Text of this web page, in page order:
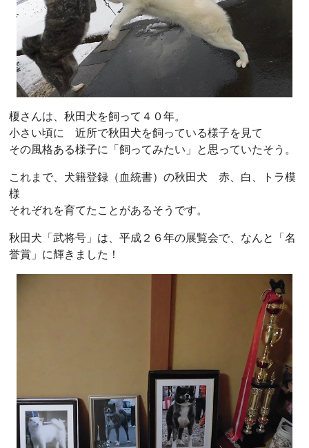
榎さんは、秋田犬を飼って４０年。
小さい頃に 近所で秋田犬を飼っている様子を見て
その風格ある様子に「飼ってみたい」と思っていたそう。
これまで、犬籍登録（血統書）の秋田犬 赤、白、トラ模
様
それぞれを育てたことがあるそうです。
秋田犬「武将号」は、平成２６年の展覧会で、なんと「名
誉賞」に輝きました！